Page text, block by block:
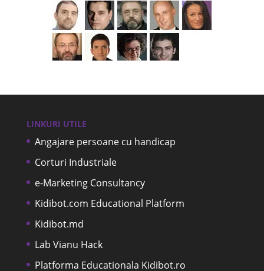
LINKURI UTILE
Angajare persoane cu handicap
Corturi Industriale
e-Marketing Consultancy
Kidibot.com Educational Platform
Kidibot.md
Lab Vianu Hack
Platforma Educationala Kidibot.ro